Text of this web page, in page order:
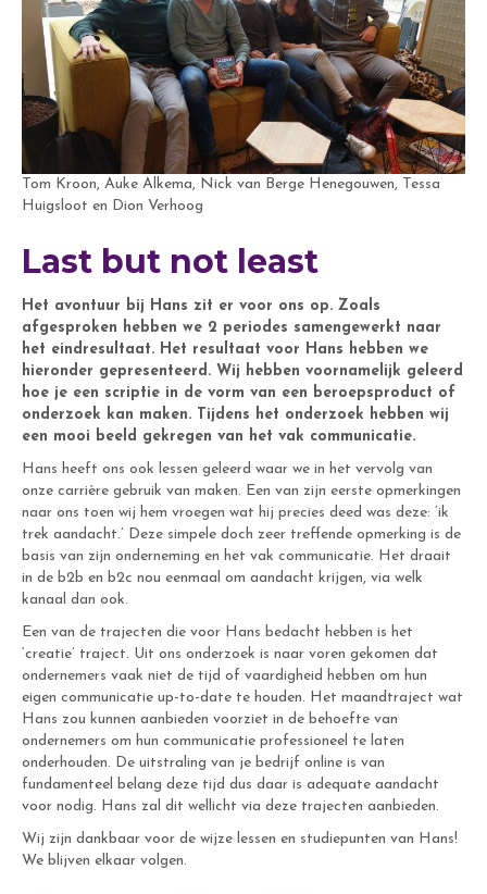
Tom Kroon, Auke Alkema, Nick van Berge Henegouwen, Tessa
Huigsloot en Dion Verhoog
Last but not least
Het avontuur bij Hans zit er voor ons op. Zoals
afgesproken hebben we 2 periodes samengewerkt naar
het eindresultaat. Het resultaat voor Hans hebben we
hieronder gepresenteerd. Wij hebben voornamelijk geleerd
hoe je een scriptie in de vorm van een beroepsproduct of
onderzoek kan maken. Tijdens het onderzoek hebben wij
een mooi beeld gekregen van het vak communicatie.
Hans heeft ons ook lessen geleerd waar we in het vervolg van
onze carrière gebruik van maken. Een van zijn eerste opmerkingen
naar ons toen wij hem vroegen wat hij precies deed was deze: ’ik
trek aandacht.’ Deze simpele doch zeer treffende opmerking is de
basis van zijn onderneming en het vak communicatie. Het draait
in de b2b en b2c nou eenmaal om aandacht krijgen, via welk
kanaal dan ook.
Een van de trajecten die voor Hans bedacht hebben is het
‘creatie’ traject. Uit ons onderzoek is naar voren gekomen dat
ondernemers vaak niet de tijd of vaardigheid hebben om hun
eigen communicatie up-to-date te houden. Het maandtraject wat
Hans zou kunnen aanbieden voorziet in de behoefte van
ondernemers om hun communicatie professioneel te laten
onderhouden. De uitstraling van je bedrijf online is van
fundamenteel belang deze tijd dus daar is adequate aandacht
voor nodig. Hans zal dit wellicht via deze trajecten aanbieden.
Wij zijn dankbaar voor de wijze lessen en studiepunten van Hans!
We blijven elkaar volgen.